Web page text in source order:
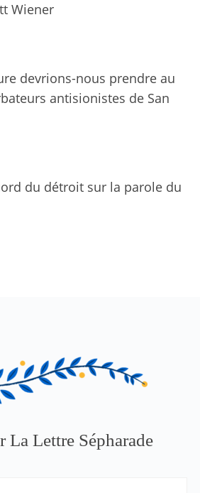
Wiener
devrions-nous prendre au
antisionistes de San
du détroit sur la parole du
La Lettre Sépharade